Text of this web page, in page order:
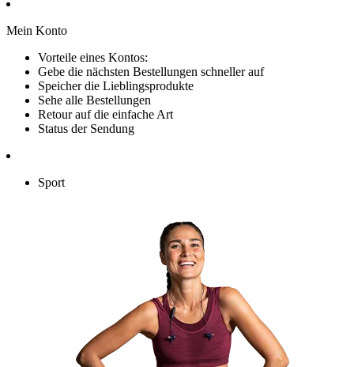
Mein Konto
Vorteile eines Kontos:
Gebe die nächsten Bestellungen schneller auf
Speicher die Lieblingsprodukte
Sehe alle Bestellungen
Retour auf die einfache Art
Status der Sendung
Sport